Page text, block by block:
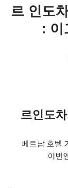
르 인도
: 이
르인도
베트남 호텔
이번